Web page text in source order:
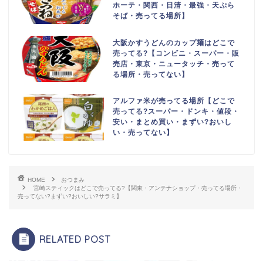
ホーテ・関西・日清・最強・天ぷら
そば・売ってる場所】
大阪かすうどんのカップ麺はどこで
売ってる?【コンビニ・スーパー・販
売店・東京・ニュータッチ・売って
る場所・売ってない】
アルファ米が売ってる場所【どこで
売ってる?スーパー・ドンキ・値段・
安い・まとめ買い・まずい?おいし
い・売ってない】
HOME
おつまみ
宮崎スティックはどこで売ってる?【関東・アンテナショップ・売ってる場所・
売ってない?まずい?おいしい?サラミ】
RELATED POST